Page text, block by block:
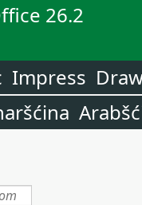
26.2
Impress